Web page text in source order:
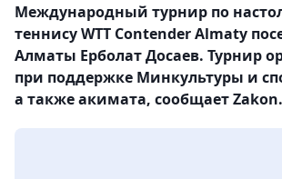
Международный турнир по
теннису WTT Contender Almaty
Алматы Ерболат Досаев. Турнир
при поддержке Минкультуры и
а также акимата, сообщает